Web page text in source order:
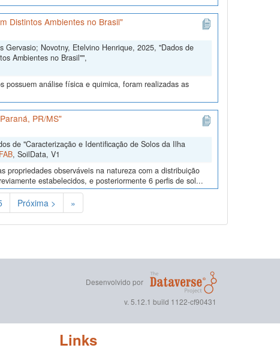
Distintos Ambientes no Brasil"
Novotny, Etelvino Henrique, 2025, "Dados de
Ambientes no Brasil"",
possuem análise física e quimica, foram realizadas as
PR/MS"
de "Caracterização e Identificação de Solos da Ilha
, SoilData, V1
propriedades observáveis na natureza com a distribuição
estabelecidos, e posteriormente 6 perfis de sol...
Próxima > »
Desenvolvido por
v. 5.12.1 build 1122-cf90431
Links